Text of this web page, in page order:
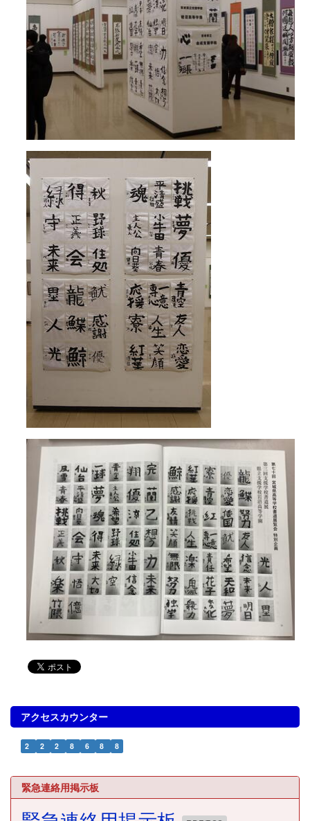
アクセスカウンター
2 2 2 8 6 8 8
緊急連絡用掲示板